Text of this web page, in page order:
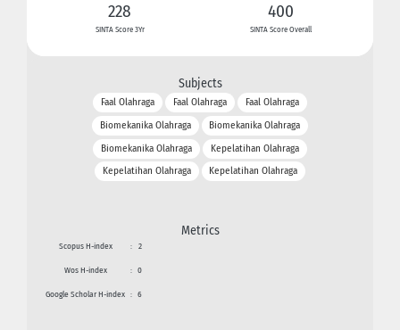
228
SINTA Score 3Yr
400
SINTA Score Overall
Subjects
Faal Olahraga Faal Olahraga
Faal Olahraga
Biomekanika Olahraga
Biomekanika Olahraga
Biomekanika Olahraga
Kepelatihan Olahraga
Kepelatihan Olahraga
Kepelatihan Olahraga
Metrics
Scopus H-index : 2
Wos H-index : 0
Google Scholar H-index : 6